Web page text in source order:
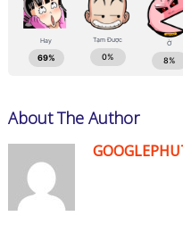
About The Author